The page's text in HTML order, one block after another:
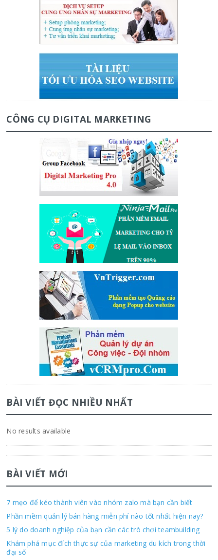
CÔNG CỤ DIGITAL MARKETING
BÀI VIẾT ĐỌC NHIỀU NHẤT
No results available
BÀI VIẾT MỚI
7 mẹo để kéo thành viên vào nhóm zalo mà bạn cần biết
Phần mềm quản lý bán hàng miễn phí nào tốt nhất hiện nay?
5 lý do doanh nghiệp của bạn cần các trò chơi teambuilding
Khám phá mục đích thực sự của marketing du kích trong thời
đại số